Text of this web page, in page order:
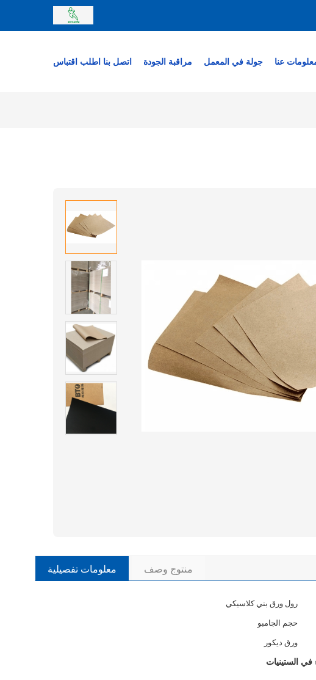
عنا جولة في المعمل مراقبة الجودة اتصل بنا اطلب اقتباس
معلومات تفصيلية منتوج وصف
رول ورق بني كلاسيكي
حجم الجامبو
ورق ديكور
الستينيات